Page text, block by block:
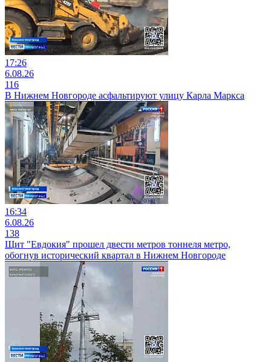
17:26
6.08.26
116
В Нижнем Новгороде асфальтируют улицу Карла Маркса
16:34
6.08.26
138
Щит "Евдокия" прошел двести метров тоннеля метро,
обогнув исторический квартал в Нижнем Новгороде